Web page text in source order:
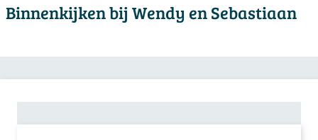
Binnenkijken bij Wendy en Sebastiaan